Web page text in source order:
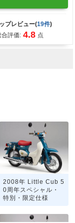
プレビュー(19件)
合評価: 4.8 点
2008年 Little Cub 5
0周年スペシャル・
特別・限定仕様